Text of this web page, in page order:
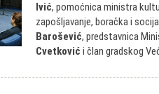
Ivić, pomoćnica ministra
zapošljavanje, boračka i
Barošević, predstavnica
Cvetković i član gradskog